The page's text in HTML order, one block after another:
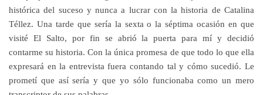
histórica del suceso y nunca a lucrar con la historia de Catalina
Téllez. Una tarde que sería la sexta o la séptima ocasión en que
visité El Salto, por fin se abrió la puerta para mí y decidió
contarme su historia. Con la única promesa de que todo lo que ella
expresará en la entrevista fuera contando tal y cómo sucedió. Le
prometí que así sería y que yo sólo funcionaba como un mero